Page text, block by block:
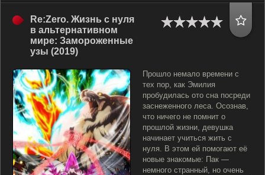
Re:Zero. Жизнь с нуля
в альтернативном
мире: Замороженные
узы (2019)
Прошло немало времени с
тех пор, как Эмилия
пробудилась ото сна посреди
заснеженного леса. Осознав,
что ничего не помнит о
прошлой жизни, девушка
начинает учиться жить с
нуля. В этом ей помогают её
новые знакомые: Пак —
немного странный, но очень